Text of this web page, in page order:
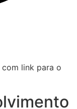
link para o